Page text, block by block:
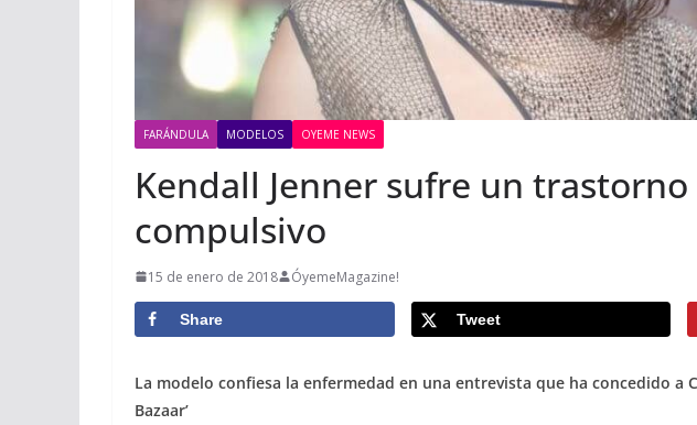
FARÁNDULA MODELOS OYEME NEWS
Kendall Jenner sufre un
compulsivo
15 de enero de 2018 ÓyemeMagazine!
Share Tweet
La modelo confiesa la enfermedad en una entrevista que ha concedido a
Bazaar’